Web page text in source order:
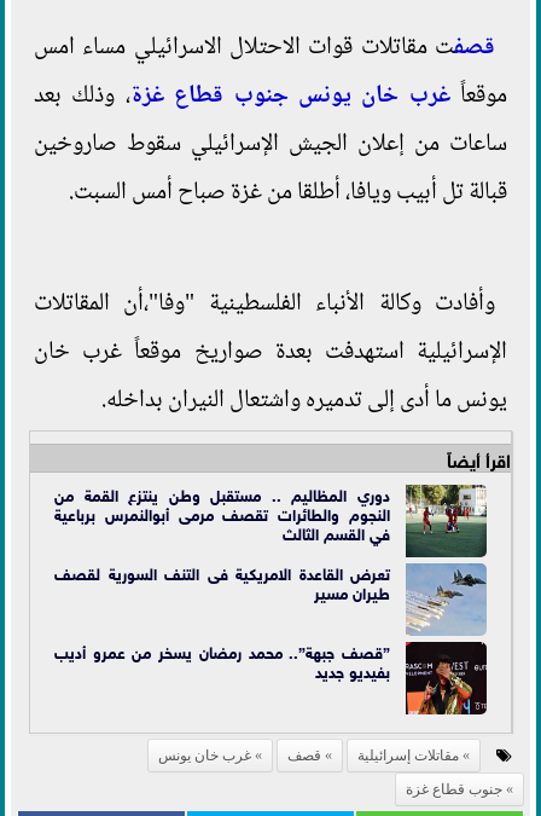
قصفت مقاتلات قوات الاحتلال الاسرائيلي مساء امس
موقعاًغرب خان يونس جنوب قطاع غزة، وذلك بعد
ساعات من إعلان الجيش الإسرائيلي سقوط صاروخين
قبالة تل أبيب ويافا، أطلقا من غزة صباح أمس السبت.
وأفادت وكالة الأنباء الفلسطينية "وفا"،أن المقاتلات
الإسرائيلية استهدفت بعدة صواريخ موقعاً غرب خان
يونس ما أدى إلى تدميره واشتعال النيران بداخله.
اقرأ أيضاً
دوري المظاليم .. مستقبل وطن ينتزع القمة من
النجوم والطائرات تقصف مرمى أبوالنمرس برباعية
في القسم الثالث
تعرض القاعدة الامريكية فى التنف السورية لقصف
طيران مسير
”قصف جبهة”.. محمد رمضان يسخر من عمرو أديب
بفيديو جديد
مقاتلات إسرائيلية قصف
غرب خان يونس
جنوب قطاع غزة